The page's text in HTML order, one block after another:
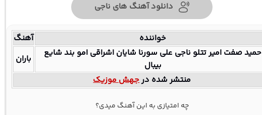
دانلود آهنگ های ناجی
خواننده
آهنگ
حمید صفت امیر تتلو ناجی علی سورنا شایان اشراقی امو بند شایع
بیبال
باران
منتشر شده درجهش موزیک
چه امتیازی به این آهنگ میدی؟